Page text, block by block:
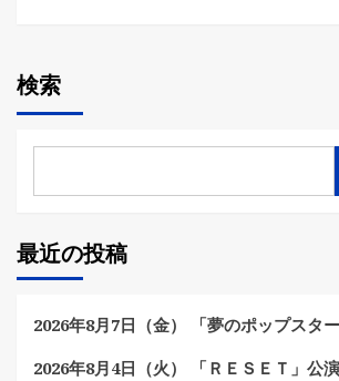
検索
最近の投稿
2026年8月7日（金） 「夢のポップスタ
2026年8月4日（火） 「ＲＥＳＥＴ」公演